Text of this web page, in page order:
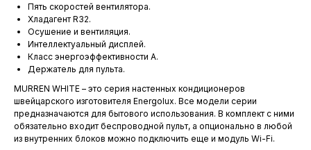
Пять скоростей вентилятора.
Хладагент R32.
Осушение и вентиляция.
Интеллектуальный дисплей.
Класс энергоэффективности A.
Держатель для пульта.
MURREN WHITE – это серия настенных кондиционеров
швейцарского изготовителя Energolux. Все модели серии
предназначаются для бытового использования. В комплект с ними
обязательно входит беспроводной пульт, а опционально в любой
из внутренних блоков можно подключить еще и модуль Wi-Fi.